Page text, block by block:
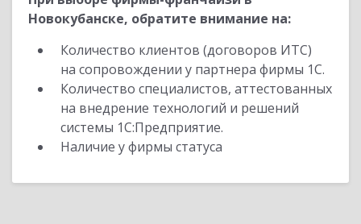
Новокубанске, обратите внимание на:
Количество клиентов (договоров ИТС)
на сопровождении у партнера фирмы 1С.
Количество специалистов, аттестованных
на внедрение технологий и решений
системы 1С:Предприятие.
Наличие у фирмы статуса